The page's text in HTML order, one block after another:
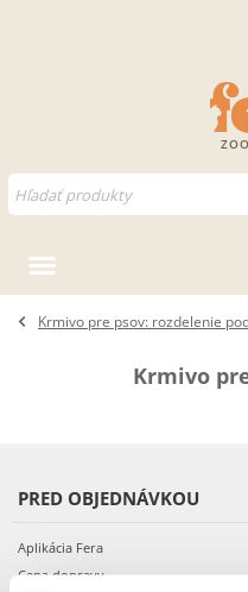
Krmivo pre psov: rozdelenie
Krmivo
PRED OBJEDNÁVKOU
Aplikácia Fera
Cena dopravy